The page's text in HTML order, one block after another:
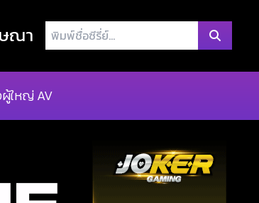
ณา
พิมพ์
ชื่อ
ย์...
ใหญ่ AV